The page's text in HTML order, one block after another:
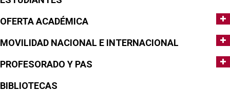
OFERTA ACADÉMICA
MOVILIDAD NACIONAL E INTERNACIONAL
PROFESORADO Y PAS
BIBLIOTECAS